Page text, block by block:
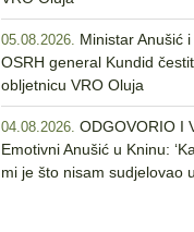
05.08.2026. Ministar Anušić
OSRH general Kundid
obljetnicu VRO Oluja
04.08.2026. ODGOVORIO I
Emotivni Anušić u Kninu:
mi je što nisam sudjelovao